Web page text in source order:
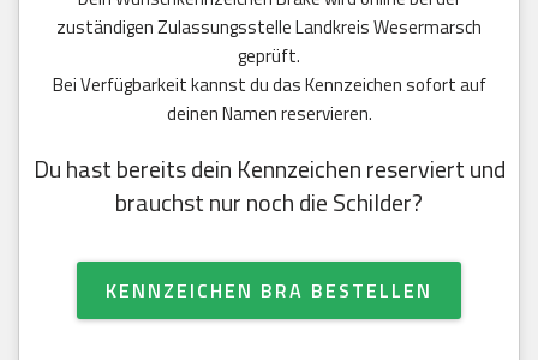
zuständigen Zulassungsstelle Landkreis Wesermarsch
geprüft.
Bei Verfügbarkeit kannst du das Kennzeichen sofort auf
deinen Namen reservieren.
Du hast bereits dein Kennzeichen reserviert und
brauchst nur noch die Schilder?
KENNZEICHEN BRA BESTELLEN